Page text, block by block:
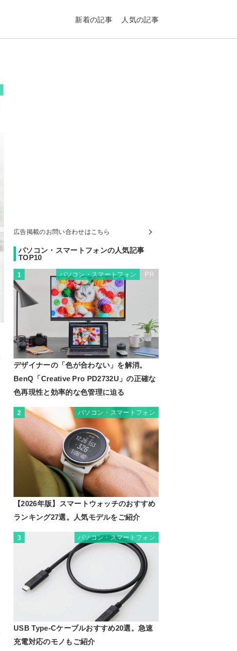
新着の記事 人気の記事
広告掲載のお問い合わせはこちら
パソコン・スマートフォンの人気記事
TOP10
1 パソコン・スマートフォン PR
デザイナーの「色が合わない」を解消。
BenQ「Creative Pro PD2732U」の正確な
色再現性と効率的な色管理に迫る
2 パソコン・スマートフォン
【2026年版】スマートウォッチのおすすめ
ランキング27選。人気モデルをご紹介
3 パソコン・スマートフォン
USB Type-Cケーブルおすすめ20選。急速
充電対応のモノもご紹介